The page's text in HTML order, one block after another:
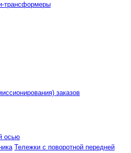
трансформеры
заказов
осью
Тележки с поворотной передней